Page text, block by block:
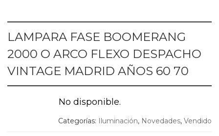
LAMPARA FASE BOOMERANG
2000 O ARCO FLEXO DESPACHO
VINTAGE MADRID AÑOS 60 70
No disponible.
Categorías: Iluminación, Novedades, Vendido